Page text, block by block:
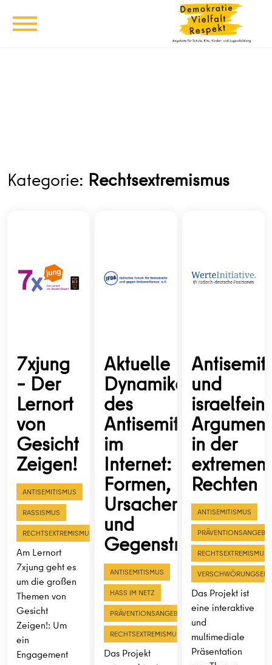
Kategorie: Rechtsextremismus
7xjung
– Der
Lernort
von
Gesicht
Zeigen!
ANTISEMITISMUS
RASSISMUS
RECHTSEXTREMISMUS
Am Lernort
7xjung geht es
um die großen
Themen von
Gesicht
Zeigen!: Um
ein
Engagement
Aktuelle
Dynamiken
des
Antisemitismus
im
Internet:
Formen,
Ursachen
und
Gegenstrategien
ANTISEMITISMUS
HASS IM NETZ
PRÄVENTIONSANGEBOTE
RECHTSEXTREMISMUS
Das Projekt
und
in der
extremen
Rechten
ANTISEMITISMUS
RECHTSEXTREMISMUS
Das Projekt ist
eine interaktive
und
multimediale
Präsentation